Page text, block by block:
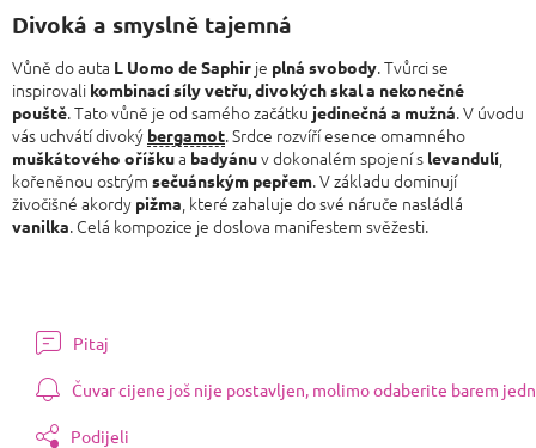
Divoká a smyslně tajemná
Vůně do auta L Uomo de Saphir je plná svobody. Tvůrci se
inspirovali kombinací síly vetřu, divokých skal a nekonečné
pouště. Tato vůně je od samého začátku jedinečná a mužná. V úvodu
vás uchvátí divoký bergamot. Srdce rozvíří esence omamného
muškátového oříškua badyánuv dokonalém spojení s levandulí,
kořeněnou ostrým sečuánským pepřem. V základu dominují
živočišné akordy pižma, které zahaluje do své náruče nasládlá
vanilka. Celá kompozice je doslova manifestem svěžesti.
Pitaj
Čuvar cijene još nije postavljen, molimo odaberite barem
Podijeli